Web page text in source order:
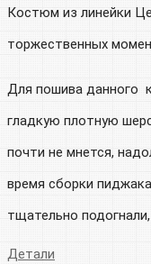
Костюм из линейки
торжественных
Для пошива данного
гладкую плотную
почти не мнется,
время сборки
тщательно
Детали